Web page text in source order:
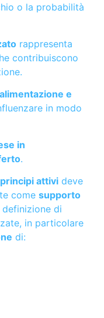
o la probabilità
rappresenta
contribuiscono
e
in modo
in
.
principi attivi deve
come supporto
definizione di
in particolare
di: